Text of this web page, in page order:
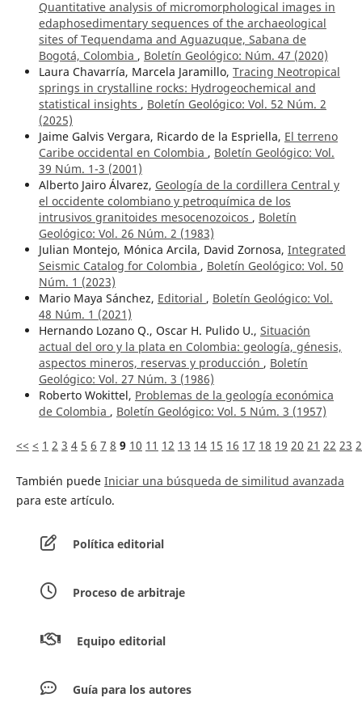
Quantitative analysis of micromorphological images in
edaphosedimentary sequences of the archaeological
sites of Tequendama and Aguazuque, Sabana de
Bogotá, Colombia , Boletín Geológico: Núm. 47 (2020)
Laura Chavarría, Marcela Jaramillo, Tracing Neotropical
springs in crystalline rocks: Hydrogeochemical and
statistical insights , Boletín Geológico: Vol. 52 Núm. 2
(2025)
Jaime Galvis Vergara, Ricardo de la Espriella, El terreno
Caribe occidental en Colombia , Boletín Geológico: Vol.
39 Núm. 1-3 (2001)
Alberto Jairo Álvarez, Geología de la cordillera Central y
el occidente colombiano y petroquímica de los
intrusivos granitoides mesocenozoicos , Boletín
Geológico: Vol. 26 Núm. 2 (1983)
Julian Montejo, Mónica Arcila, David Zornosa, Integrated
Seismic Catalog for Colombia , Boletín Geológico: Vol. 50
Núm. 1 (2023)
Mario Maya Sánchez, Editorial , Boletín Geológico: Vol.
48 Núm. 1 (2021)
Hernando Lozano Q., Oscar H. Pulido U., Situación
actual del oro y la plata en Colombia: geología, génesis,
aspectos mineros, reservas y producción , Boletín
Geológico: Vol. 27 Núm. 3 (1986)
Roberto Wokittel, Problemas de la geología económica
de Colombia , Boletín Geológico: Vol. 5 Núm. 3 (1957)
<< < 1 2 3 4 5 6 7 8 9 10 11 12 13 14 15 16 17 18 19 20 21 22 23
También puede Iniciar una búsqueda de similitud avanzada
para este artículo.
Política editorial
Proceso de arbitraje
Equipo editorial
Guía para los autores